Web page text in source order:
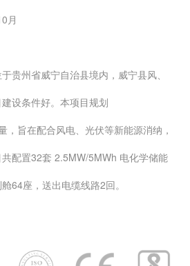
月
贵州省威宁自治县境内，威宁县风、
设条件好。本项目规划
，旨在配合风电、光伏等新能源消纳，
配置32套 2.5MW/5MWh 电化学储能
64座，送出电缆线路2回。